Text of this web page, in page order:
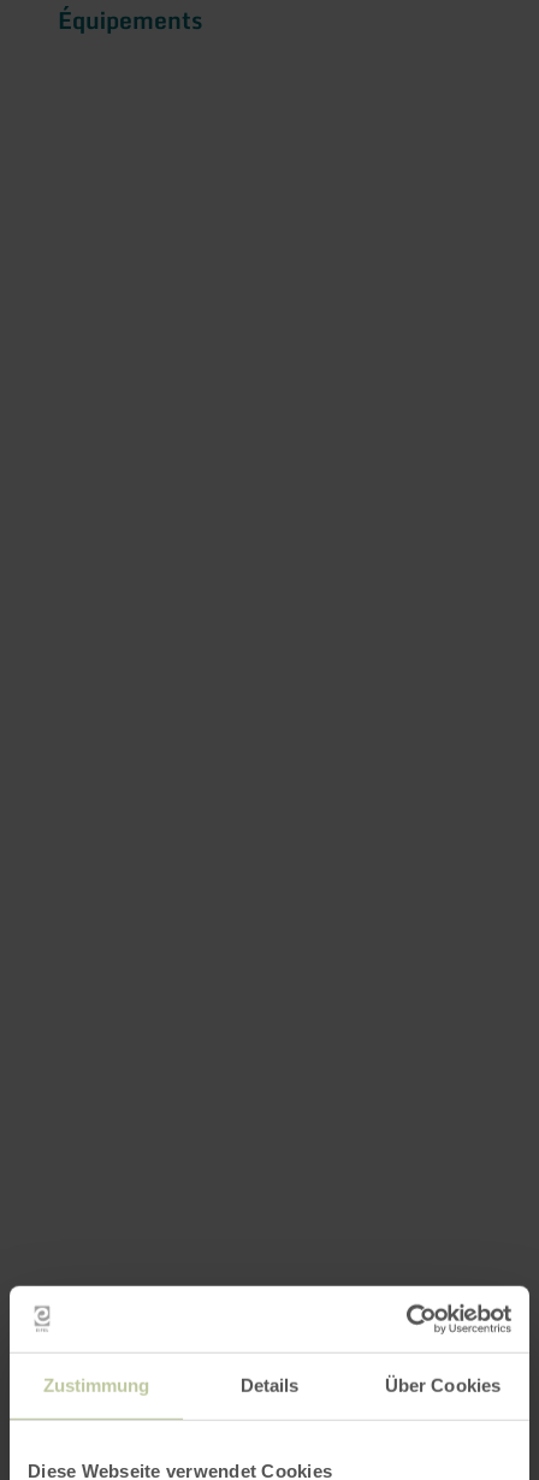
Zustimmung Details Über Cookies
Diese Webseite verwendet Cookies
Équipements